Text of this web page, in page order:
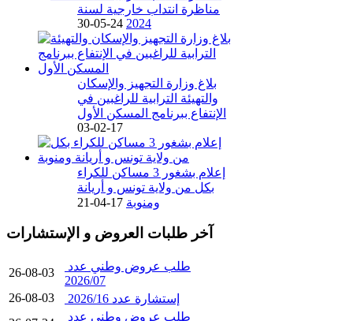
مناظرة انتداب خارجية لسنة
2024
24-05-30
بلاغ وزارة التجهيز والإسكان
والتهيئة الترابية للراغبين في
الإنتفاع ببرنامج المسكن الأول
17-02-03
إعلام بشغور 3 مساكن للكراء
بكل من ولاية تونس و أريانة
ومنوبة 17-04-21
آخر طلبات العروض و الإستشارات
26-08-03
2026/07
26-08-03
إستشارة عدد 2026/16